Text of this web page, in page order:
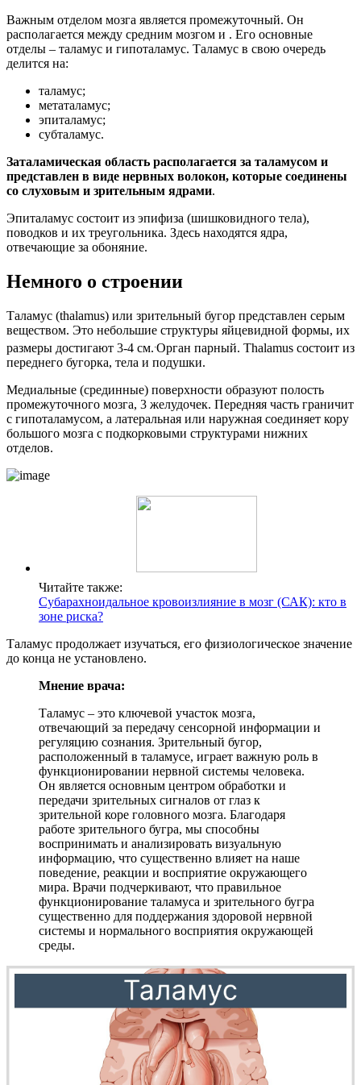
Важным отделом мозга является промежуточный. Он
располагается между средним мозгом и . Его основные
отделы – таламус и гипоталамус. Таламус в свою очередь
делится на:
таламус;
метаталамус;
эпиталамус;
субталамус.
Заталамическая область располагается за таламусом и
представлен в виде нервных волокон, которые соединены
со слуховым и зрительным ядрами.
Эпиталамус состоит из эпифиза (шишковидного тела),
поводков и их треугольника. Здесь находятся ядра,
отвечающие за обоняние.
Немного о строении
Таламус (thalamus) или зрительный бугор представлен серым
веществом. Это небольшие структуры яйцевидной формы, их
размеры достигают 3-4 см. Орган парный. Thalamus состоит из
переднего бугорка, тела и подушки.
Медиальные (срединные) поверхности образуют полость
промежуточного мозга, 3 желудочек. Передняя часть граничит
с гипоталамусом, а латеральная или наружная соединяет кору
большого мозга с подкорковыми структурами нижних
отделов.
Читайте также:
Субарахноидальное кровоизлияние в мозг (САК): кто в
зоне риска?
Таламус продолжает изучаться, его физиологическое значение
до конца не установлено.
Мнение врача:
Таламус – это ключевой участок мозга,
отвечающий за передачу сенсорной информации и
регуляцию сознания. Зрительный бугор,
расположенный в таламусе, играет важную роль в
функционировании нервной системы человека.
Он является основным центром обработки и
передачи зрительных сигналов от глаз к
зрительной коре головного мозга. Благодаря
работе зрительного бугра, мы способны
воспринимать и анализировать визуальную
информацию, что существенно влияет на наше
поведение, реакции и восприятие окружающего
мира. Врачи подчеркивают, что правильное
функционирование таламуса и зрительного бугра
существенно для поддержания здоровой нервной
системы и нормального восприятия окружающей
среды.